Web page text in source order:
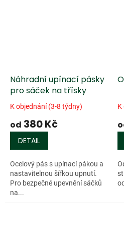
Náhradní upínací pásky
pro sáček na třísky
K objednání (3-8 týdny)
od 380 Kč
DETAIL
Ocelový pás s upínací pákou a
nastavitelnou šířkou upnutí.
Pro bezpečné upevnění sáčků
na...
K